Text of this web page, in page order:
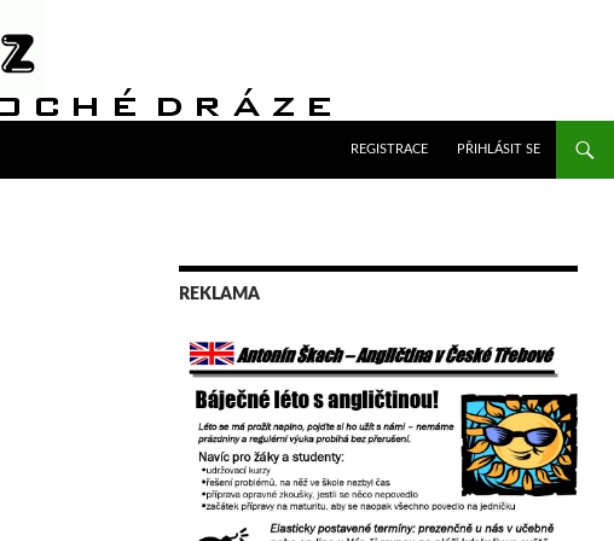
REGISTRACE
PŘIHLÁSIT SE
REKLAMA